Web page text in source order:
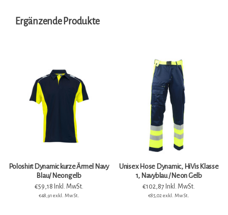
Ergänzende Produkte
Poloshirt Dynamic kurze Ärmel Navy
Blau/ Neongelb
€59,18 Inkl. MwSt.
€48,91 exkl. MwSt.
Unisex Hose Dynamic, HiVis Klasse
1, Navyblau / Neon Gelb
€102,87 Inkl. MwSt.
€85,02 exkl. MwSt.